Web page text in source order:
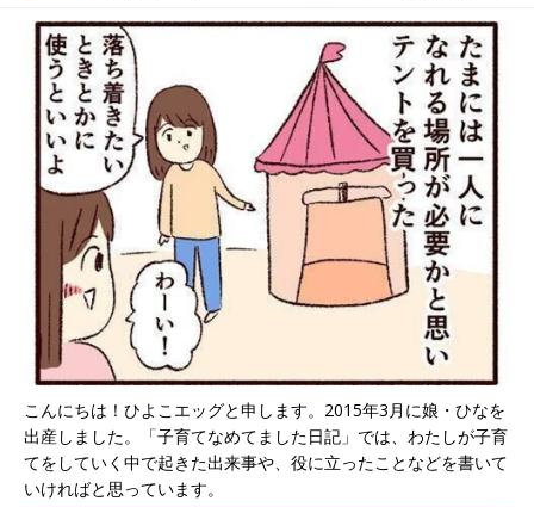
こんにちは！ひよこエッグと申します。2015年3月に娘・ひなを
出産しました。「子育てなめてました日記」では、わたしが子育
てをしていく中で起きた出来事や、役に立ったことなどを書いて
いければと思っています。